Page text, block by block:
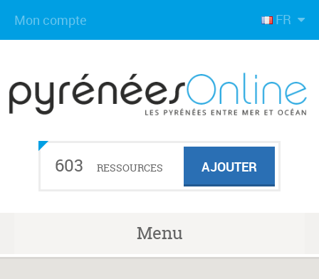
FR
Mon compte
603 RESSOURCES AJOUTER
Menu